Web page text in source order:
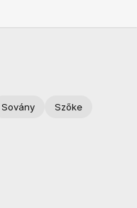
Sovány
Szőke